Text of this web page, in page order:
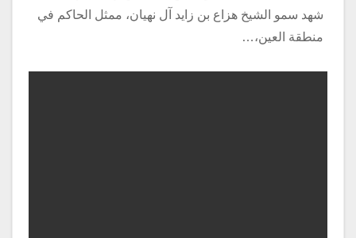
شهد سمو الشيخ هزاع بن زايد آل نهيان، ممثل الحاكم في
منطقة العين،…